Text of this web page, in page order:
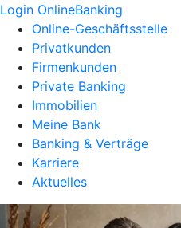
Login OnlineBanking
Online-Geschäftsstelle
Privatkunden
Firmenkunden
Private Banking
Immobilien
Meine Bank
Banking & Verträge
Karriere
Aktuelles